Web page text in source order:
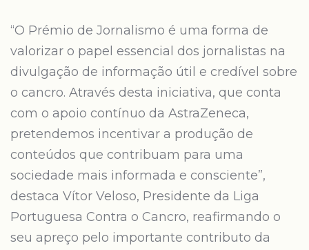
“O Prémio de Jornalismo é uma forma de
valorizar o papel essencial dos jornalistas na
divulgação de informação útil e credível sobre
o cancro. Através desta iniciativa, que conta
com o apoio contínuo da AstraZeneca,
pretendemos incentivar a produção de
conteúdos que contribuam para uma
sociedade mais informada e consciente”,
destaca Vítor Veloso, Presidente da Liga
Portuguesa Contra o Cancro, reafirmando o
seu apreço pelo importante contributo da